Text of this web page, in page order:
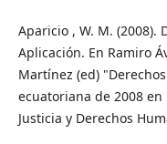
Aparicio , W. M. (2008).
Aplicación. En Ramiro
Martínez (ed)
ecuatoriana de 2008
Justicia y Derechos